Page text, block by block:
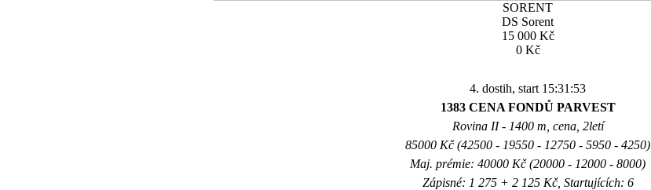
SORENT
DS Sorent
15 000 Kč
0 Kč
4. dostih, start 15:31:53
1383 CENA FONDŮ PARVEST
Rovina II - 1400 m, cena, 2letí
85000 Kč (42500 - 19550 - 12750 - 5950 - 4250)
Maj. prémie: 40000 Kč (20000 - 12000 - 8000)
Zápisné: 1 275 + 2 125 Kč, Startujících: 6